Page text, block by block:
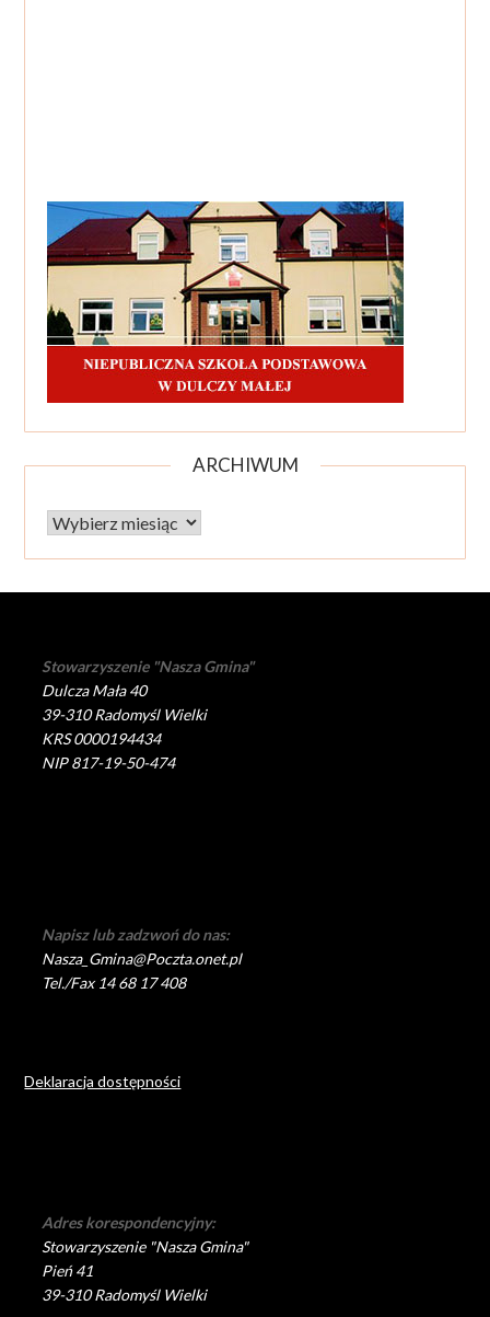
ARCHIWUM
Archiwum
Stowarzyszenie "Nasza Gmina"
Dulcza Mała 40
39-310 Radomyśl Wielki
KRS 0000194434
NIP 817-19-50-474
Napisz lub zadzwoń do nas:
Nasza_Gmina@Poczta.onet.pl
Tel./Fax 14 68 17 408
Deklaracja dostępności
Adres korespondencyjny:
Stowarzyszenie "Nasza Gmina"
Pień 41
39-310 Radomyśl Wielki